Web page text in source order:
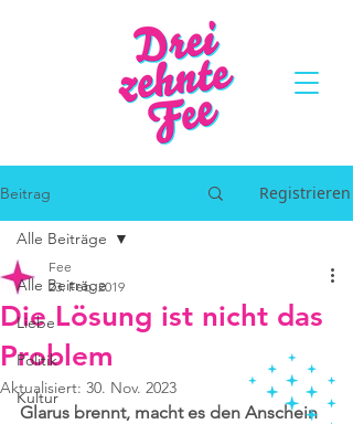
Beitrag Registrieren
Alle Beiträge
Liebe
Politik
Kultur
Alle Beiträge
Die Lösung ist nicht das
Problem
Fee
23. Feb. 2019
Aktualisiert: 30. Nov. 2023
Glarus brennt, macht es den Anschein